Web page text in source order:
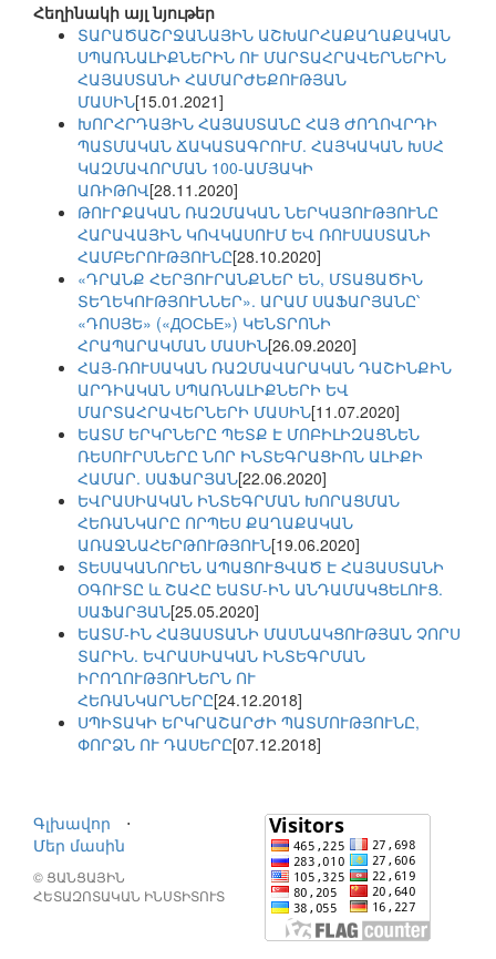
Հեղինակի այլ նյութեր
ՏԱՐԱԾԱՇՐՋԱՆԱՅԻՆ ԱՇԽԱՐՀԱՔԱՂԱՔԱԿԱՆ
ՍՊԱՌՆԱԼԻՔՆԵՐԻՆ ՈՒ ՄԱՐՏԱՀՐԱՎԵՐՆԵՐԻՆ
ՀԱՅԱՍՏԱՆԻ ՀԱՄԱՐԺԵՔՈՒԹՅԱՆ
ՄԱՍԻՆ[15.01.2021]
ԽՈՐՀՐԴԱՅԻՆ ՀԱՅԱՍՏԱՆԸ ՀԱՅ ԺՈՂՈՎՐԴԻ
ՊԱՏՄԱԿԱՆ ՃԱԿԱՏԱԳՐՈՒՄ. ՀԱՅԿԱԿԱՆ ԽՍՀ
ԿԱԶՄԱՎՈՐՄԱՆ 100-ԱՄՅԱԿԻ
ԱՌԻԹՈՎ[28.11.2020]
ԹՈՒՐՔԱԿԱՆ ՌԱԶՄԱԿԱՆ ՆԵՐԿԱՅՈՒԹՅՈՒՆԸ
ՀԱՐԱՎԱՅԻՆ ԿՈՎԿԱՍՈՒՄ ԵՎ ՌՈՒՍԱՍՏԱՆԻ
ՀԱՄԲԵՐՈՒԹՅՈՒՆԸ[28.10.2020]
«ԴՐԱՆՔ ՀԵՐՅՈՒՐԱՆՔՆԵՐ ԵՆ, ՄՏԱՑԱԾԻՆ
ՏԵՂԵԿՈՒԹՅՈՒՆՆԵՐ». ԱՐԱՄ ՍԱՖԱՐՅԱՆԸ՝
«ԴՈՍՅԵ» («ДОСЬЕ») ԿԵՆՏՐՈՆԻ
ՀՐԱՊԱՐԱԿՄԱՆ ՄԱՍԻՆ[26.09.2020]
ՀԱՅ-ՌՈՒՍԱԿԱՆ ՌԱԶՄԱՎԱՐԱԿԱՆ ԴԱՇԻՆՔԻՆ
ԱՐԴԻԱԿԱՆ ՍՊԱՌՆԱԼԻՔՆԵՐԻ ԵՎ
ՄԱՐՏԱՀՐԱՎԵՐՆԵՐԻ ՄԱՍԻՆ[11.07.2020]
ԵԱՏՄ ԵՐԿՐՆԵՐԸ ՊԵՏՔ Է ՄՈԲԻԼԻԶԱՑՆԵՆ
ՌԵՍՈՒՐՍՆԵՐԸ ՆՈՐ ԻՆՏԵԳՐԱՑԻՈՆ ԱԼԻՔԻ
ՀԱՄԱՐ. ՍԱՖԱՐՅԱՆ[22.06.2020]
ԵՎՐԱՍԻԱԿԱՆ ԻՆՏԵԳՐՄԱՆ ԽՈՐԱՑՄԱՆ
ՀԵՌԱՆԿԱՐԸ ՈՐՊԵՍ ՔԱՂԱՔԱԿԱՆ
ԱՌԱՋՆԱՀԵՐԹՈՒԹՅՈՒՆ[19.06.2020]
ՏԵՍԱԿԱՆՈՐԵՆ ԱՊԱՑՈՒՑՎԱԾ Է ՀԱՅԱՍՏԱՆԻ
ՕԳՈՒՏԸ և ՇԱՀԸ ԵԱՏՄ-ԻՆ ԱՆԴԱՄԱԿՑԵԼՈՒՑ.
ՍԱՖԱՐՅԱՆ[25.05.2020]
ԵԱՏՄ-ԻՆ ՀԱՅԱՍՏԱՆԻ ՄԱՍՆԱԿՑՈՒԹՅԱՆ ՉՈՐՍ
ՏԱՐԻՆ. ԵՎՐԱՍԻԱԿԱՆ ԻՆՏԵԳՐՄԱՆ
ԻՐՈՂՈՒԹՅՈՒՆԵՐՆ ՈՒ
ՀԵՌԱՆԿԱՐՆԵՐԸ[24.12.2018]
ՍՊԻՏԱԿԻ ԵՐԿՐԱՇԱՐԺԻ ՊԱՏՄՈՒԹՅՈՒՆԸ,
ՓՈՐՁՆ ՈՒ ԴԱՍԵՐԸ[07.12.2018]
Գլխավոր
⋅
Մեր մասին
© ՑԱՆՑԱՅԻՆ
ՀԵՏԱԶՈՏԱԿԱՆ ԻՆՍՏԻՏՈՒՏ